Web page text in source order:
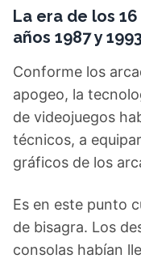
La era de los
años 1987 y 1993
Conforme los
apogeo, la
de videojuegos
técnicos, a
gráficos de los
Es en este punto
de bisagra. Los
consolas habían